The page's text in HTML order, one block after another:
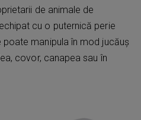
de animale de
cu o puternică perie
manipula în mod jucăuș
covor, canapea sau în